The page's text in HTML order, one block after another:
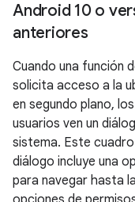
Android 10 o
anteriores
Cuando una función
solicita acceso a la
en segundo plano, los
usuarios ven un
sistema. Este
diálogo incluye una
para navegar hasta